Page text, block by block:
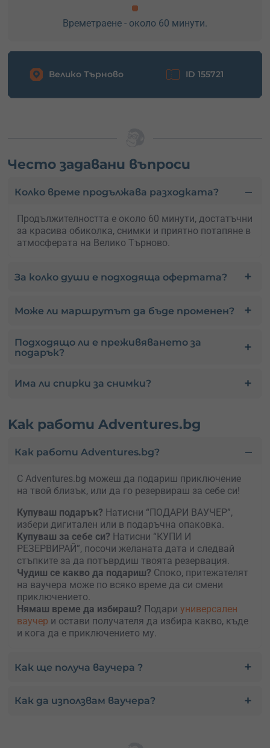
Времетраене - около 60 минути.
Велико Търново ID 155721
Често задавани въпроси
Колко време продължава разходката?
Продължителността е около 60 минути, достатъчни
за красива обиколка, снимки и приятно потапяне в
атмосферата на Велико Търново.
За колко души е подходяща офертата?
Може ли маршрутът да бъде променен?
Подходящо ли е преживяването за
подарък?
Има ли спирки за снимки?
Kак работи Adventures.bg
Как работи Adventures.bg?
С Adventures.bg можеш да подариш приключение
на твой близък, или да го резервираш за себе си!
Купуваш подарък? Натисни “ПОДАРИ ВАУЧЕР”,
избери дигитален или в подаръчна опаковка.
Kупуваш за себе си? Натисни “КУПИ И
РЕЗЕРВИРАЙ”, посочи желаната дата и следвай
стъпките за да потъврдиш твоята резервация.
Чудиш се какво да подариш? Споко, притежателят
на ваучера може по всяко време да си смени
приключението.
Нямаш време да избираш? Подари универсален
ваучер и остави получателя да избира какво, къде
и кога да е приключението му.
Как ще получа ваучера ?
Как да използвам ваучера?